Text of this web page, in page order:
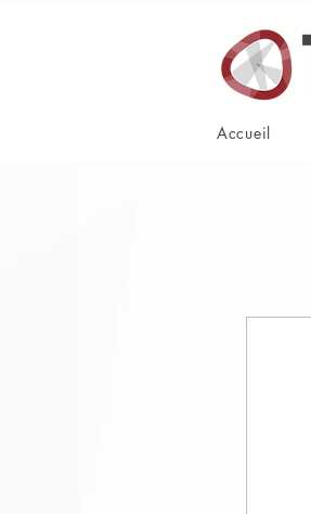
Accueil